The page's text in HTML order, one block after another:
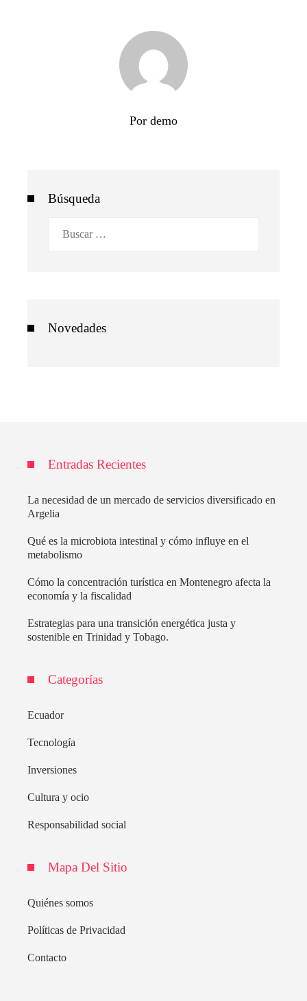
Por demo
Búsqueda
Novedades
Entradas Recientes
La necesidad de un mercado de servicios diversificado en
Argelia
Qué es la microbiota intestinal y cómo influye en el
metabolismo
Cómo la concentración turística en Montenegro afecta la
economía y la fiscalidad
Estrategias para una transición energética justa y
sostenible en Trinidad y Tobago.
Categorías
Ecuador
Tecnología
Inversiones
Cultura y ocio
Responsabilidad social
Mapa Del Sitio
Quiénes somos
Políticas de Privacidad
Contacto